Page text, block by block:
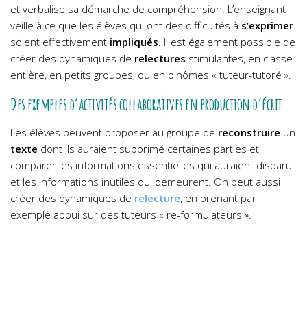
et verbalise sa démarche de compréhension. L’enseignant
veille à ce que les élèves qui ont des difficultés à s’exprimer
soient effectivement impliqués . Il est également possible de
créer des dynamiques de relectures stimulantes, en classe
entière, en petits groupes, ou en binômes « tuteur-tutoré ».
Des exemples d’activités collaboratives en production d’écrit
Les élèves peuvent proposer au groupe de reconstruire un
texte dont ils auraient supprimé certaines parties et
comparer les informations essentielles qui auraient disparu
et les informations inutiles qui demeurent. On peut aussi
créer des dynamiques de relecture, en prenant par
exemple appui sur des tuteurs « re-formulateurs ».